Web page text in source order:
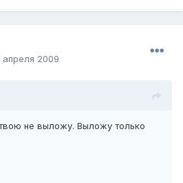
апреля 2009
не выложу. Выложу только